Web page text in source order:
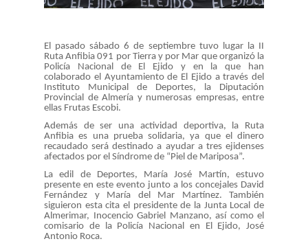
El pasado sábado 6 de septiembre tuvo lugar la II
Ruta Anfibia 091 por Tierra y por Mar que organizó la
Policía Nacional de El Ejido y en la que han
colaborado el Ayuntamiento de El Ejido a través del
Instituto Municipal de Deportes, la Diputación
Provincial de Almería y numerosas empresas, entre
ellas Frutas Escobi.
Además de ser una actividad deportiva, la Ruta
Anfibia es una prueba solidaria, ya que el dinero
recaudado será destinado a ayudar a tres ejidenses
afectados por el Síndrome de “Piel de Mariposa”.
La edil de Deportes, María José Martín, estuvo
presente en este evento junto a los concejales David
Fernández y María del Mar Martínez. También
siguieron esta cita el presidente de la Junta Local de
Almerimar, Inocencio Gabriel Manzano, así como el
comisario de la Policía Nacional en El Ejido, José
Antonio Roca.